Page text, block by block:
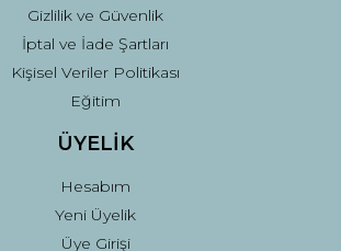
Gizlilik ve Güvenlik
İptal ve İade Şartları
Kişisel Veriler Politikası
Eğitim
ÜYELİK
Hesabım
Yeni Üyelik
Üye Girişi